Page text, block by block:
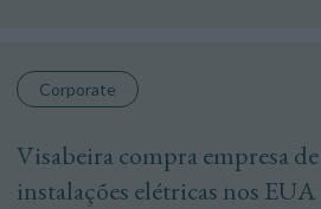
Corporate
Visabeira compra empresa de
instalações elétricas nos EUA